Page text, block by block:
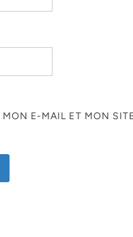
E-MAIL ET MON